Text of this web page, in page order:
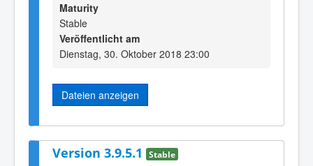
Maturity
Stable
Veröffentlicht am
Dienstag, 30. Oktober 2018 23:00
Dateien anzeigen
Version 3.9.5.1 Stable